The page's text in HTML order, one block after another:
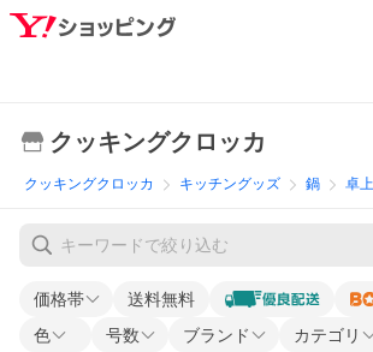
クッキングクロッカ
クッキングクロッカ キッチングッズ 鍋 卓
価格帯 送料無料
色 号数 ブランド カテゴリ